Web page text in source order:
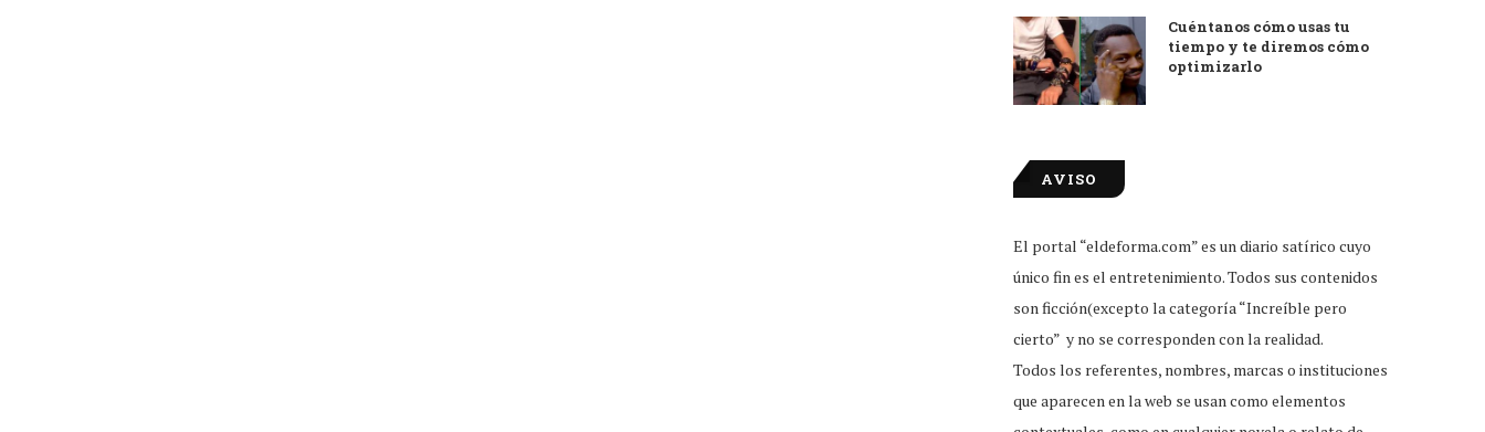
Cuéntanos cómo usas tu
tiempo y te diremos cómo
optimizarlo
AVISO
El portal “eldeforma.com” es un diario satírico cuyo
único fin es el entretenimiento. Todos sus contenidos
son ficción(excepto la categoría “Increíble pero
cierto” y no se corresponden con la realidad.
Todos los referentes, nombres, marcas o instituciones
que aparecen en la web se usan como elementos